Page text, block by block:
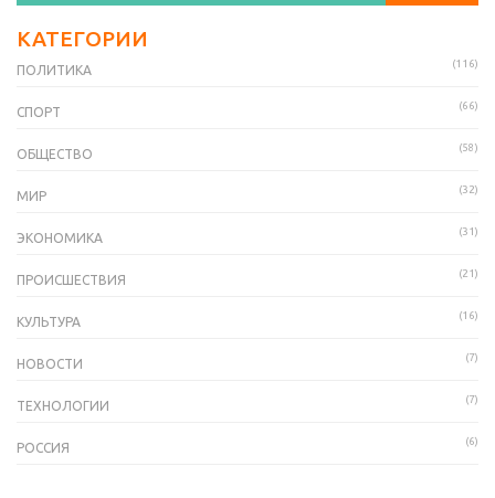
КАТЕГОРИИ
ПОЛИТИКА (116)
СПОРТ (66)
ОБЩЕСТВО (58)
МИР (32)
ЭКОНОМИКА (31)
ПРОИСШЕСТВИЯ (21)
КУЛЬТУРА (16)
НОВОСТИ (7)
ТЕХНОЛОГИИ (7)
РОССИЯ (6)